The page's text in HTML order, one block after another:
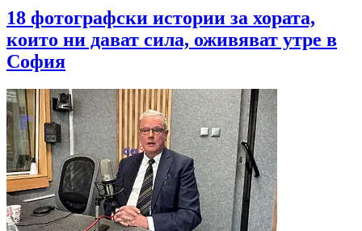
18 фотографски истории за хората,
които ни дават сила, оживяват утре в
София